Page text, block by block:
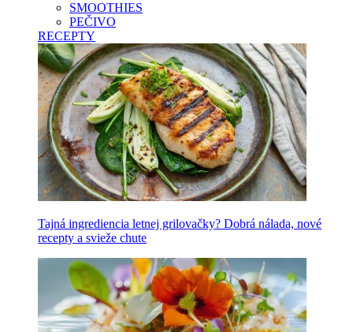
SMOOTHIES
PEČIVO
RECEPTY
Tajná ingrediencia letnej grilovačky? Dobrá nálada, nové
recepty a svieže chute